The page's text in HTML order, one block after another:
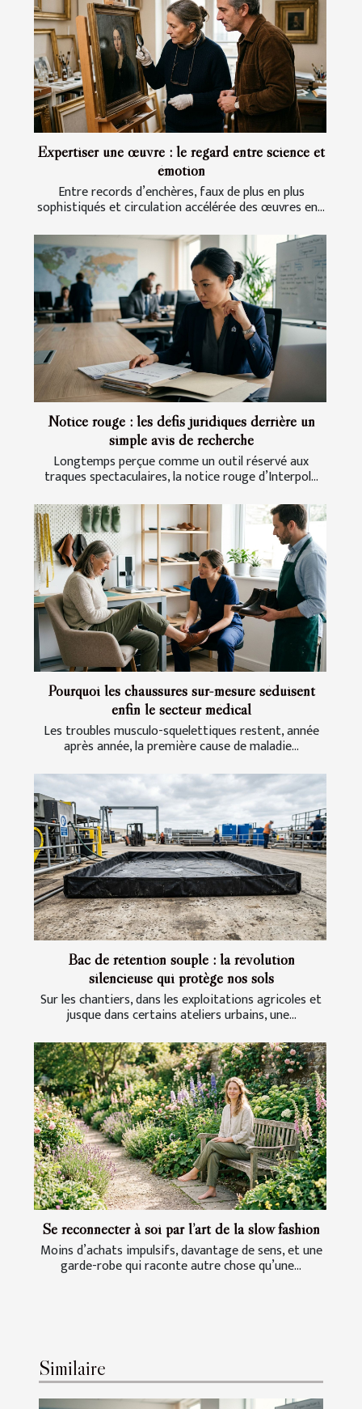
Expertiser une œuvre : le regard entre science et
émotion
Entre records d’enchères, faux de plus en plus
sophistiqués et circulation accélérée des œuvres en...
Notice rouge : les défis juridiques derrière un
simple avis de recherche
Longtemps perçue comme un outil réservé aux
traques spectaculaires, la notice rouge d’Interpol...
Pourquoi les chaussures sur-mesure séduisent
enfin le secteur médical
Les troubles musculo-squelettiques restent, année
après année, la première cause de maladie...
Bac de rétention souple : la révolution
silencieuse qui protège nos sols
Sur les chantiers, dans les exploitations agricoles et
jusque dans certains ateliers urbains, une...
Se reconnecter à soi par l’art de la slow fashion
Moins d’achats impulsifs, davantage de sens, et une
garde-robe qui raconte autre chose qu’une...
Similaire